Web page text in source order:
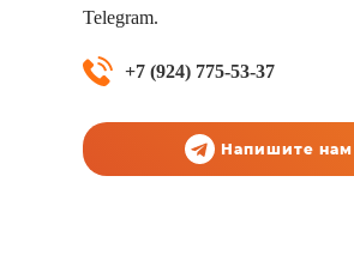
Telegram.
+7 (924) 775-53-37
Напишите нам